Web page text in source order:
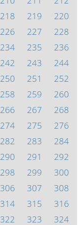
218 219
220
226 227
228
234 235
236
242 243
244
250 251
252
258 259
260
266 267
268
274 275
276
282 283
284
290 291
292
298 299
300
306 307
308
314 315
316
322 323
324